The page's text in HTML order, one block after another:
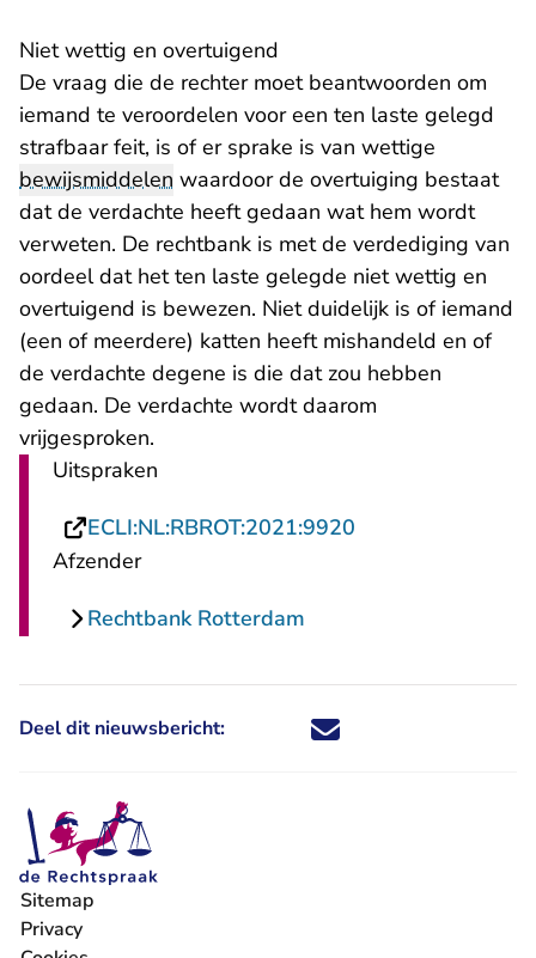
Niet wettig en overtuigend
De vraag die de rechter moet beantwoorden om
iemand te veroordelen voor een ten laste gelegd
strafbaar feit, is of er sprake is van wettige
bewijsmiddelen waardoor de overtuiging bestaat
dat de verdachte heeft gedaan wat hem wordt
verweten. De rechtbank is met de verdediging van
oordeel dat het ten laste gelegde niet wettig en
overtuigend is bewezen. Niet duidelijk is of iemand
(een of meerdere) katten heeft mishandeld en of
de verdachte degene is die dat zou hebben
gedaan. De verdachte wordt daarom
vrijgesproken.
Uitspraken
ECLI:NL:RBROT:2021:9920
Afzender
Rechtbank Rotterdam
Deel dit nieuwsbericht: Deel dit nieuwsbericht via X -
Deel dit nieuwsbericht via
Deel dit nieuwsbericht
Deel dit
Sitemap
Privacy